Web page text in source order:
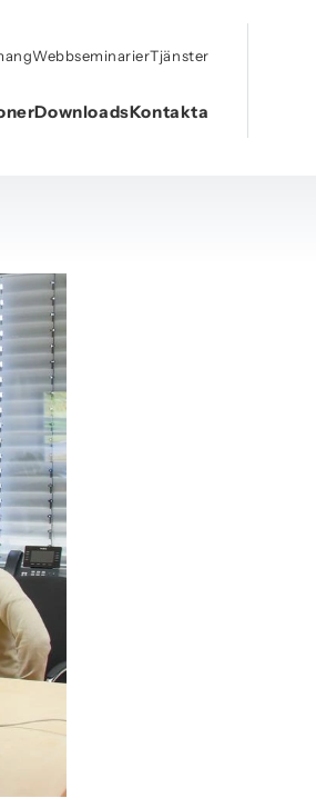
WebbseminarierTjänster
DownloadsKontakta